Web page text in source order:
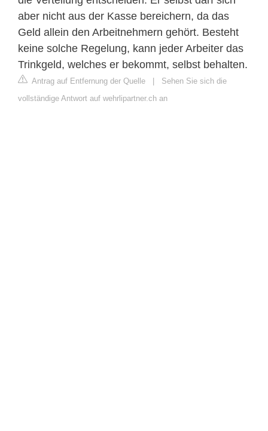
aber nicht aus der Kasse bereichern, da das
Geld allein den Arbeitnehmern gehört. Besteht
keine solche Regelung, kann jeder Arbeiter das
Trinkgeld, welches er bekommt, selbst behalten.
Antrag auf Entfernung der Quelle | Sehen Sie sich die
vollständige Antwort auf wehrlipartner.ch an